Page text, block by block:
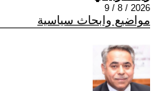
2026 / 8 / 9
مواضيع وابحاث سياسية